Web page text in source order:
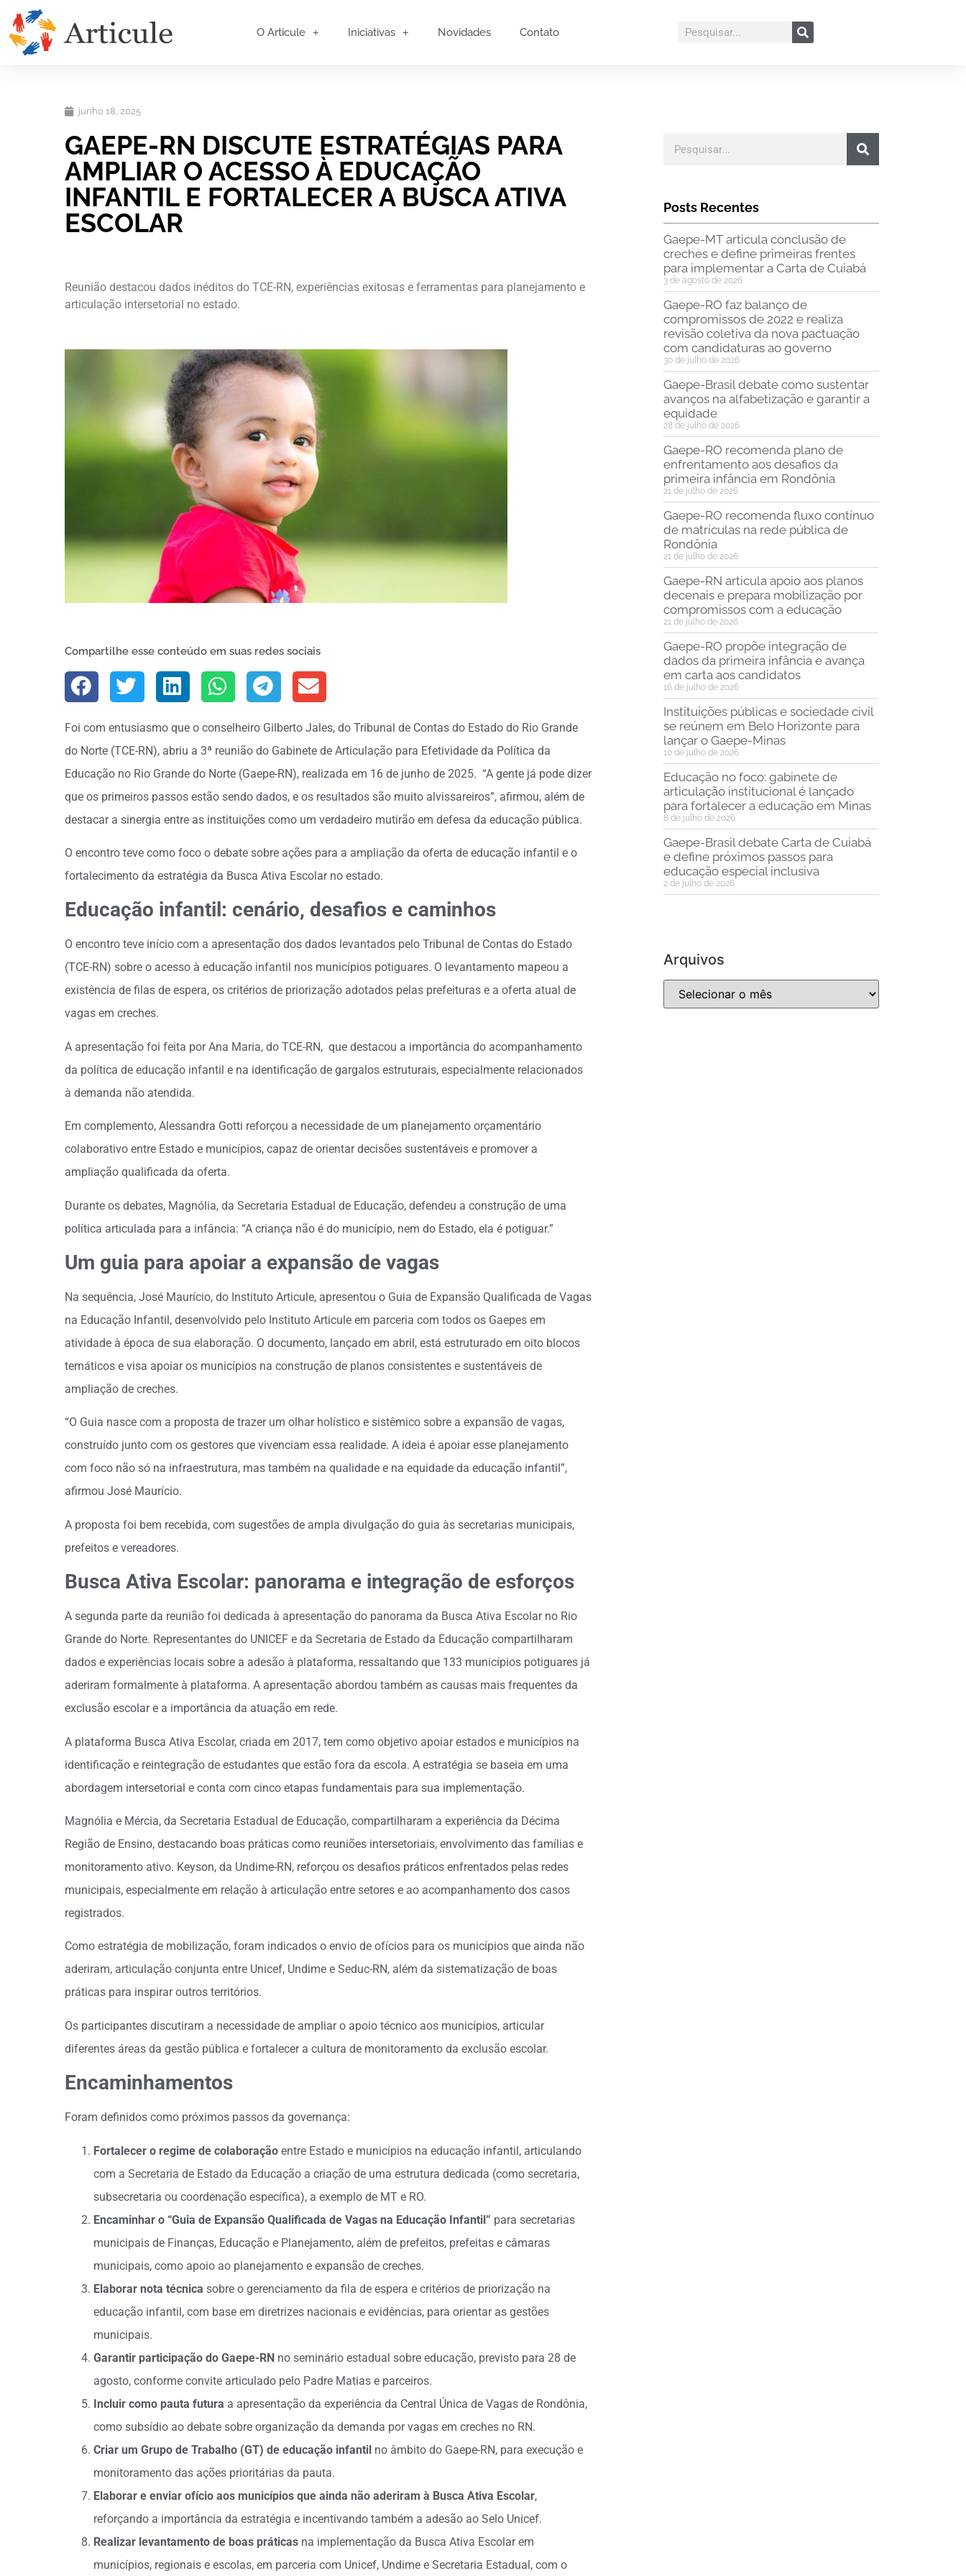
O Articule Iniciativas Novidades Contato
junho 18, 2025
GAEPE-RN DISCUTE ESTRATÉGIAS PARA
AMPLIAR O ACESSO À EDUCAÇÃO
INFANTIL E FORTALECER A BUSCA ATIVA
ESCOLAR
Reunião destacou dados inéditos do TCE-RN, experiências exitosas e ferramentas para planejamento e
articulação intersetorial no estado.
Compartilhe esse conteúdo em suas redes sociais
Foi com entusiasmo que o conselheiro Gilberto Jales, do Tribunal de Contas do Estado do Rio Grande
do Norte (TCE-RN), abriu a 3ª reunião do Gabinete de Articulação para Efetividade da Política da
Educação no Rio Grande do Norte (Gaepe-RN), realizada em 16 de junho de 2025. “A gente já pode dizer
que os primeiros passos estão sendo dados, e os resultados são muito alvissareiros”, afirmou, além de
destacar a sinergia entre as instituições como um verdadeiro mutirão em defesa da educação pública.
O encontro teve como foco o debate sobre ações para a ampliação da oferta de educação infantil e o
fortalecimento da estratégia da Busca Ativa Escolar no estado.
Educação infantil: cenário, desafios e caminhos
O encontro teve início com a apresentação dos dados levantados pelo Tribunal de Contas do Estado
(TCE-RN) sobre o acesso à educação infantil nos municípios potiguares. O levantamento mapeou a
existência de filas de espera, os critérios de priorização adotados pelas prefeituras e a oferta atual de
vagas em creches.
A apresentação foi feita por Ana Maria, do TCE-RN, que destacou a importância do acompanhamento
da política de educação infantil e na identificação de gargalos estruturais, especialmente relacionados
à demanda não atendida.
Em complemento, Alessandra Gotti reforçou a necessidade de um planejamento orçamentário
colaborativo entre Estado e municípios, capaz de orientar decisões sustentáveis e promover a
ampliação qualificada da oferta.
Durante os debates, Magnólia, da Secretaria Estadual de Educação, defendeu a construção de uma
política articulada para a infância: “A criança não é do município, nem do Estado, ela é potiguar.”
Um guia para apoiar a expansão de vagas
Na sequência, José Maurício, do Instituto Articule, apresentou o Guia de Expansão Qualificada de Vagas
na Educação Infantil, desenvolvido pelo Instituto Articule em parceria com todos os Gaepes em
atividade à época de sua elaboração. O documento, lançado em abril, está estruturado em oito blocos
temáticos e visa apoiar os municípios na construção de planos consistentes e sustentáveis de
ampliação de creches.
“O Guia nasce com a proposta de trazer um olhar holístico e sistêmico sobre a expansão de vagas,
construído junto com os gestores que vivenciam essa realidade. A ideia é apoiar esse planejamento
com foco não só na infraestrutura, mas também na qualidade e na equidade da educação infantil”,
afirmou José Maurício.
A proposta foi bem recebida, com sugestões de ampla divulgação do guia às secretarias municipais,
prefeitos e vereadores.
Busca Ativa Escolar: panorama e integração de esforços
A segunda parte da reunião foi dedicada à apresentação do panorama da Busca Ativa Escolar no Rio
Grande do Norte. Representantes do UNICEF e da Secretaria de Estado da Educação compartilharam
dados e experiências locais sobre a adesão à plataforma, ressaltando que 133 municípios potiguares já
aderiram formalmente à plataforma. A apresentação abordou também as causas mais frequentes da
exclusão escolar e a importância da atuação em rede.
A plataforma Busca Ativa Escolar, criada em 2017, tem como objetivo apoiar estados e municípios na
identificação e reintegração de estudantes que estão fora da escola. A estratégia se baseia em uma
abordagem intersetorial e conta com cinco etapas fundamentais para sua implementação.
Magnólia e Mércia, da Secretaria Estadual de Educação, compartilharam a experiência da Décima
Região de Ensino, destacando boas práticas como reuniões intersetoriais, envolvimento das famílias e
monitoramento ativo. Keyson, da Undime-RN, reforçou os desafios práticos enfrentados pelas redes
municipais, especialmente em relação à articulação entre setores e ao acompanhamento dos casos
registrados.
Como estratégia de mobilização, foram indicados o envio de ofícios para os municípios que ainda não
aderiram, articulação conjunta entre Unicef, Undime e Seduc-RN, além da sistematização de boas
práticas para inspirar outros territórios.
Os participantes discutiram a necessidade de ampliar o apoio técnico aos municípios, articular
diferentes áreas da gestão pública e fortalecer a cultura de monitoramento da exclusão escolar.
Encaminhamentos
Foram definidos como próximos passos da governança:
Fortalecer o regime de colaboração entre Estado e municípios na educação infantil, articulando
com a Secretaria de Estado da Educação a criação de uma estrutura dedicada (como secretaria,
subsecretaria ou coordenação específica), a exemplo de MT e RO.
Encaminhar o “Guia de Expansão Qualificada de Vagas na Educação Infantil” para secretarias
municipais de Finanças, Educação e Planejamento, além de prefeitos, prefeitas e câmaras
municipais, como apoio ao planejamento e expansão de creches.
Elaborar nota técnica sobre o gerenciamento da fila de espera e critérios de priorização na
educação infantil, com base em diretrizes nacionais e evidências, para orientar as gestões
municipais.
Garantir participação do Gaepe-RN no seminário estadual sobre educação, previsto para 28 de
agosto, conforme convite articulado pelo Padre Matias e parceiros.
Incluir como pauta futura a apresentação da experiência da Central Única de Vagas de Rondônia,
como subsídio ao debate sobre organização da demanda por vagas em creches no RN.
Criar um Grupo de Trabalho (GT) de educação infantil no âmbito do Gaepe-RN, para execução e
monitoramento das ações prioritárias da pauta.
Elaborar e enviar ofício aos municípios que ainda não aderiram à Busca Ativa Escolar,
reforçando a importância da estratégia e incentivando também a adesão ao Selo Unicef.
Realizar levantamento de boas práticas na implementação da Busca Ativa Escolar em
municípios, regionais e escolas, em parceria com Unicef, Undime e Secretaria Estadual, com o
Posts Recentes
Gaepe-MT articula conclusão de
creches e define primeiras frentes
para implementar a Carta de Cuiabá
3 de agosto de 2026
Gaepe-RO faz balanço de
compromissos de 2022 e realiza
revisão coletiva da nova pactuação
com candidaturas ao governo
30 de julho de 2026
Gaepe-Brasil debate como sustentar
avanços na alfabetização e garantir a
equidade
28 de julho de 2026
Gaepe-RO recomenda plano de
enfrentamento aos desafios da
primeira infância em Rondônia
21 de julho de 2026
Gaepe-RO recomenda fluxo contínuo
de matrículas na rede pública de
Rondônia
21 de julho de 2026
Gaepe-RN articula apoio aos planos
decenais e prepara mobilização por
compromissos com a educação
21 de julho de 2026
Gaepe-RO propõe integração de
dados da primeira infância e avança
em carta aos candidatos
16 de julho de 2026
Instituições públicas e sociedade civil
se reúnem em Belo Horizonte para
lançar o Gaepe-Minas
10 de julho de 2026
Educação no foco: gabinete de
articulação institucional é lançado
para fortalecer a educação em Minas
8 de julho de 2026
Gaepe-Brasil debate Carta de Cuiabá
e define próximos passos para
educação especial inclusiva
2 de julho de 2026
Arquivos